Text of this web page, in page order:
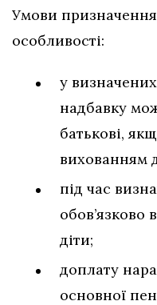
Умови
особливості:
у
надбавку
батькові,
вихованням
під час
обов’язково
діти;
доплату
основної